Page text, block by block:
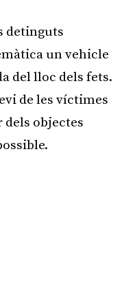
detinguts
un vehicle
del lloc dels fets.
de les víctimes
dels objectes